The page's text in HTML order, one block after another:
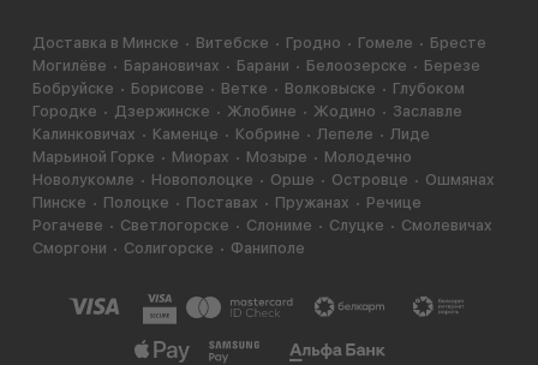
Доставка в Минске Витебске Гродно Гомеле
Бресте
Могилёве
Барановичах Барани Белоозерске
Березе
Бобруйске
Борисове Ветке Волковыске
Глубоком
Городке
Дзержинске Жлобине Жодино
Заславле
Калинковичах
Каменце Кобрине Лепеле
Лиде
Марьиной Горке
Миорах Мозыре
Молодечно
Новолукомле
Новополоцке Орше Островце
Ошмянах
Пинске
Полоцке Поставах Пружанах
Речице
Рогачеве
Светлогорске Слониме Слуцке
Смолевичах
Сморгони
Солигорске Фаниполе